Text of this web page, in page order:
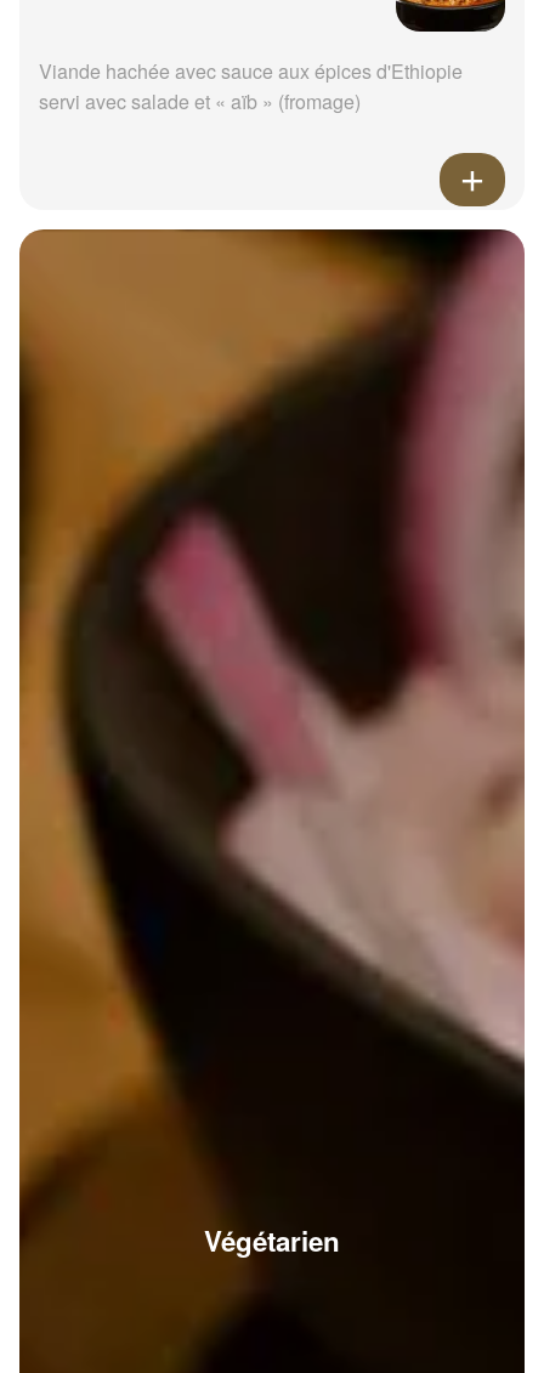
Viande hachée avec sauce aux épices d'Ethiopie
servi avec salade et « aïb » (fromage)
Végétarien